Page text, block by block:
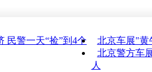
民警一天“捡”到4个
北京车展"黄
北京警方车
人